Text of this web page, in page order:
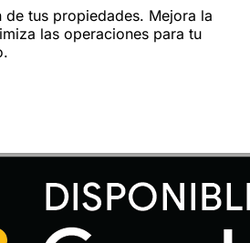
tus propiedades. Mejora la
las operaciones para tu